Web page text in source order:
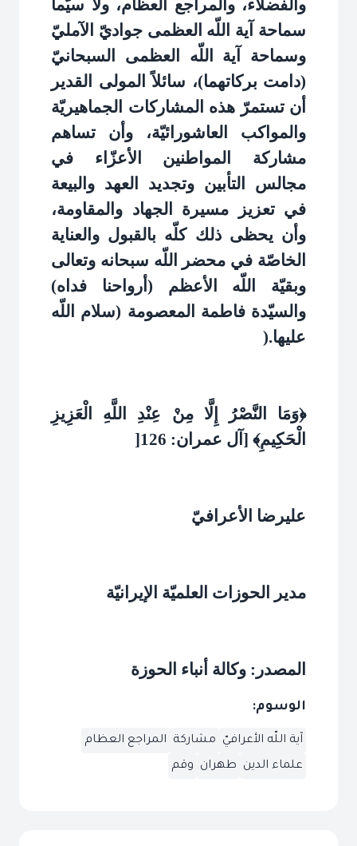
والفضلاء، والمراجع العظام، ولا سيّما
سماحة آية اللّه العظمى جواديّ الآمليّ
وسماحة آية اللّه العظمى السبحانيّ
(دامت بركاتهما)، سائلاً المولى القدير
أن تستمرّ هذه المشاركات الجماهيريّة
والمواكب العاشورائيّة، وأن تساهم
مشاركة المواطنين الأعزّاء في
مجالس التأبين وتجديد العهد والبيعة
في تعزيز مسيرة الجهاد والمقاومة،
وأن يحظى ذلك كلّه بالقبول والعناية
الخاصّة في محضر اللّه سبحانه وتعالى
وبقيّة اللّه الأعظم (أرواحنا فداه)
والسيّدة فاطمة المعصومة (سلام اللّه
عليها).
﴿وَمَا النَّصْرُ إِلَّا مِنْ عِنْدِ اللَّهِ الْعَزِيزِ
الْحَكِيمِ﴾ [آل عمران: 126
]
عليرضا الأعرافيّ
مدير الحوزات العلميّة الإيرانيّة
المصدر: وكالة أنباء الحوزة
الوسوم:
آية اللّه الأعرافيّ مشاركة
المراجع العظام
علماء الدين
طهران وقم